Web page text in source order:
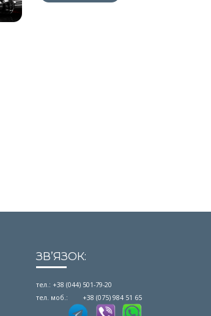
ЗВʼЯЗОК:
тел.: +38 (044) 501-79-20
тел. моб.: +38 (075) 984 51 65